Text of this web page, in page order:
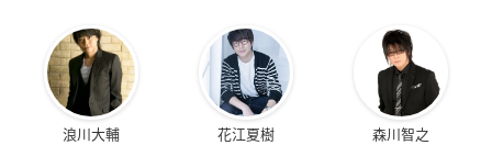
浪川大輔 花江夏樹 森川智之